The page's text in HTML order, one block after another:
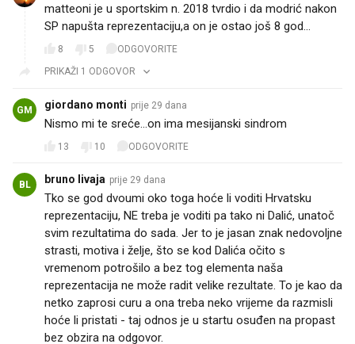
matteoni je u sportskim n. 2018 tvrdio i da modrić nakon
SP napušta reprezentaciju,a on je ostao još 8 god...
8 5
ODGOVORITE
PRIKAŽI 1 ODGOVOR
GM giordano monti prije 29 dana
Nismo mi te sreće...on ima mesijanski sindrom
13 10 ODGOVORITE
BL bruno livaja prije 29 dana
Tko se god dvoumi oko toga hoće li voditi Hrvatsku
reprezentaciju, NE treba je voditi pa tako ni Dalić, unatoč
svim rezultatima do sada. Jer to je jasan znak nedovoljne
strasti, motiva i želje, što se kod Dalića očito s
vremenom potrošilo a bez tog elementa naša
reprezentacija ne može radit velike rezultate. To je kao da
netko zaprosi curu a ona treba neko vrijeme da razmisli
hoće li pristati - taj odnos je u startu osuđen na propast
bez obzira na odgovor.